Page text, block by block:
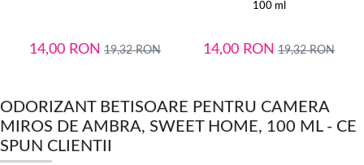
14,00 RON 19,32RON
100 ml
14,00 RON 19,32RON
ODORIZANT BETISOARE PENTRU CAMERA
MIROS DE AMBRA, SWEET HOME, 100 ML - CE
SPUN CLIENTII